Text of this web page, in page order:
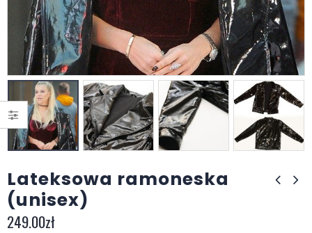
Lateksowa ramoneska
(unisex)
249.00zł